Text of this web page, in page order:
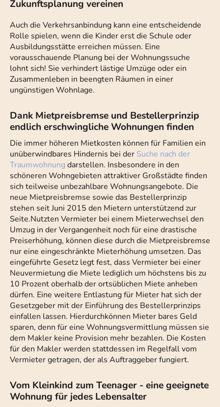
Zukunftsplanung vereinen
Auch die Verkehrsanbindung kann eine entscheidende
Rolle spielen, wenn die Kinder erst die Schule oder
Ausbildungsstätte erreichen müssen. Eine
vorausschauende Planung bei der Wohnungssuche
lohnt sich! Sie verhindert lästige Umzüge oder ein
Zusammenleben in beengten Räumen in einer
ungünstigen Wohnlage.
Dank Mietpreisbremse und Bestellerprinzip
endlich erschwingliche Wohnungen finden
Die immer höheren Mietkosten können für Familien ein
unüberwindbares Hindernis bei der Suche nach der
Traumwohnung darstellen. Insbesondere in den
schöneren Wohngebieten attraktiver Großstädte finden
sich teilweise unbezahlbare Wohnungsangebote. Die
neue Mietpreisbremse sowie das Bestellerprinzip
stehen seit Juni 2015 den Mietern unterstützend zur
Seite.Nutzten Vermieter bei einem Mieterwechsel den
Umzug in der Vergangenheit noch für eine drastische
Preiserhöhung, können diese durch die Mietpreisbremse
nur eine eingeschränkte Mieterhöhung umsetzen. Das
eingeführte Gesetz legt fest, dass Vermieter bei einer
Neuvermietung die Miete lediglich um höchstens bis zu
10 Prozent oberhalb der ortsüblichen Miete anheben
dürfen. Eine weitere Entlastung für Mieter hat sich der
Gesetzgeber mit der Einführung des Bestellerprinzips
einfallen lassen. Hierdurchkönnen Mieter bares Geld
sparen, denn für eine Wohnungsvermittlung müssen sie
dem Makler keine Provision mehr bezahlen. Die Kosten
für den Makler werden stattdessen im Regelfall vom
Vermieter getragen, der als Auftraggeber fungiert.
Vom Kleinkind zum Teenager - eine geeignete
Wohnung für jedes Lebensalter